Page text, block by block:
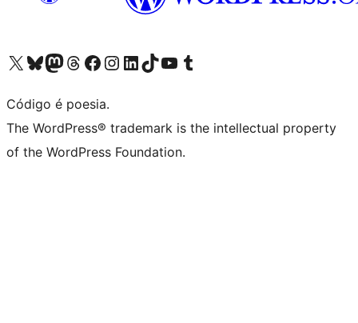
Visite a nossa conta X (antigo Twitter)
Visit our Bluesky account
Visit our Mastodon account
Visit our Threads account
Visite a nossa página do Facebook
Visite a nossa conta no Instagram
Visite a nossa conta no LinkedIn
Visit our TikTok account
Visit our YouTube channel
Visit our Tumblr account
Código é poesia.
The WordPress® trademark is the intellectual property
of the WordPress Foundation.